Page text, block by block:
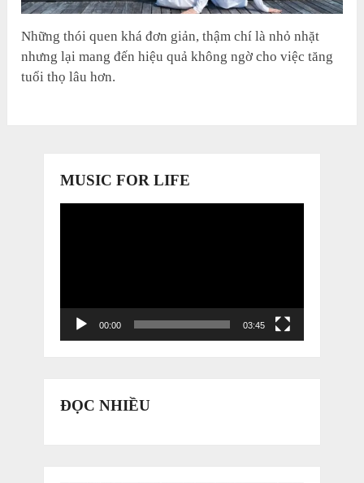
Những thói quen khá đơn giản, thậm chí là nhỏ nhặt
nhưng lại mang đến hiệu quả không ngờ cho việc tăng
tuổi thọ lâu hơn.
MUSIC FOR LIFE
00:00 03:45
ĐỌC NHIỀU